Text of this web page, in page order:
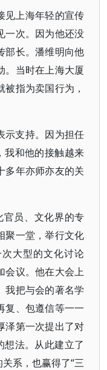
见上海年轻的宣传
一次。因为他还没
部长。潘维明向他
。当时在上海大厦
指为卖国行为，
示支持。因为担任
我和他的接触越来
多年亦师亦友的关
员、文化界的专
聚一堂，举行文化
大型的文化讨论
会议。他在大会上
我把与会的著名学
复、包遵信等一一
泽第一次提出了对
想法。从此建立了
系，也赢得了“三